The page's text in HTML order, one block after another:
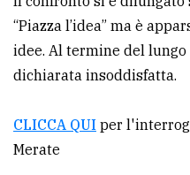
“Piazza l’idea” ma è
idee. Al termine del
dichiarata insoddisfatta.
CLICCA QUI per
Merate